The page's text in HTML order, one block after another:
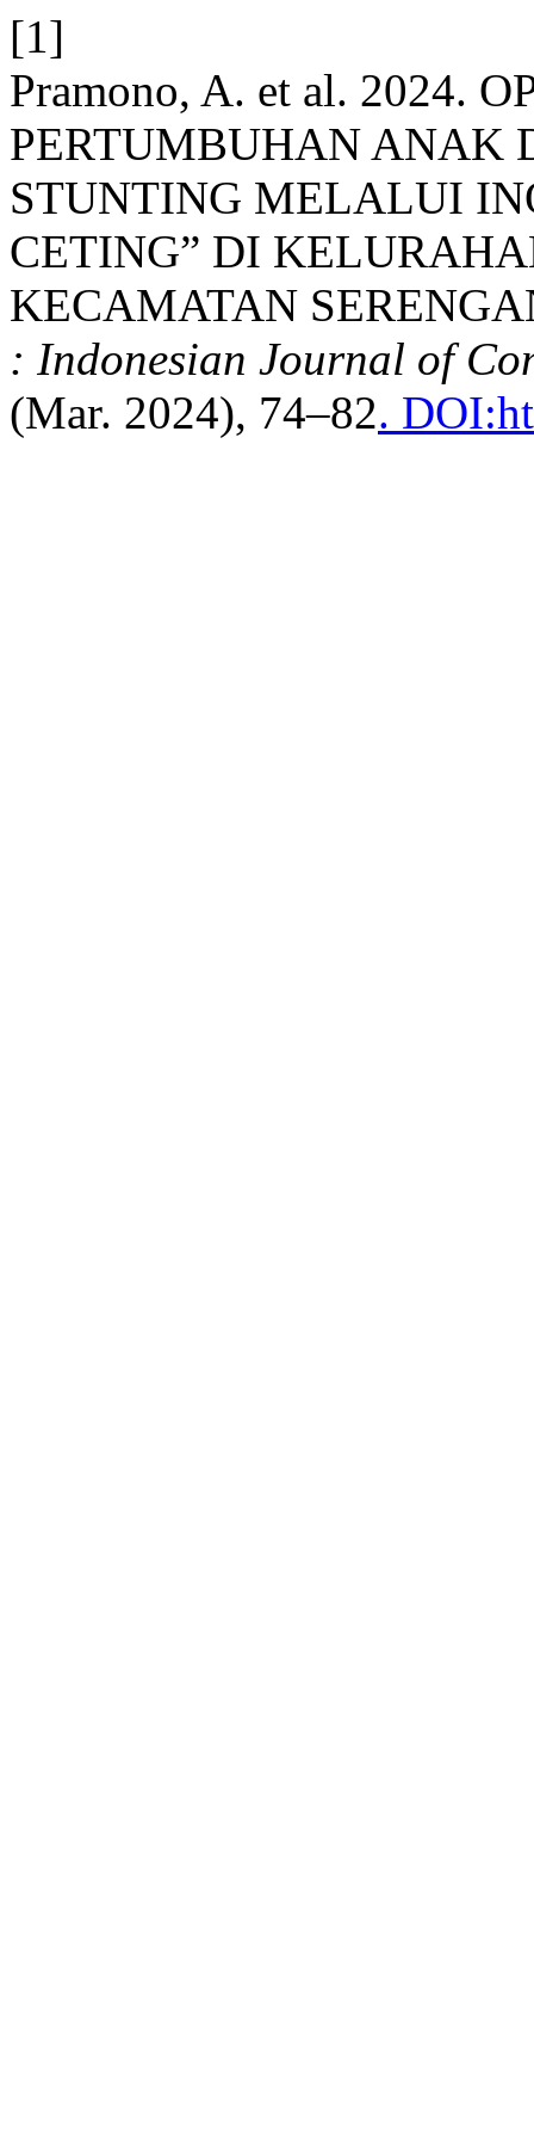
[1]
Pramono, A. et al. 2024.
PERTUMBUHAN ANAK
STUNTING MELALUI
CETING” DI
KECAMATAN
: Indonesian Journal of
(Mar. 2024), 74–82.